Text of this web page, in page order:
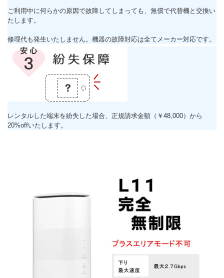
ご利用中に何らかの原因で故障してしまっても、無償で代替機と交換い
たします。
修理代も発生いたしません。機器の故障対応は全てメーカー対応です。
レンタルした端末を紛失した場合、正規請求金額（￥48,000）から
20%offいたします。